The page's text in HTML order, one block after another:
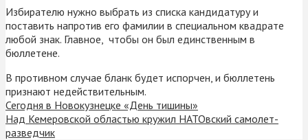
Избирателю нужно выбрать из списка кандидатуру и
поставить напротив его фамилии в специальном квадрате
любой знак. Главное, чтобы он был единственным в
бюллетене.
В противном случае бланк будет испорчен, и бюллетень
признают недействительным.
Сегодня в Новокузнецке «День тишины»
Над Кемеровской областью кружил НАТОвский самолет-
разведчик